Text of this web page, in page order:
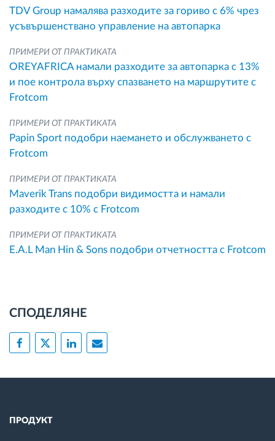
TDV Group намалява разходите за гориво с 6% чрез
усъвършенствано управление на автопарка
ПРИМЕРИ ОТ ПРАКТИКАТА
OREYAFRICA намали разходите за автопарка с 13%
и пое контрола върху спазването на маршрутите с
Frotcom
ПРИМЕРИ ОТ ПРАКТИКАТА
Papin Sport подобри наемането и обслужването с
Frotcom
ПРИМЕРИ ОТ ПРАКТИКАТА
Maverik Trans подобри видимостта и намали
разходите с 10% с Frotcom
ПРИМЕРИ ОТ ПРАКТИКАТА
E.A.L Man Hin & Sons подобри отчетността с Frotcom
СПОДЕЛЯНЕ
ПРОДУКТ